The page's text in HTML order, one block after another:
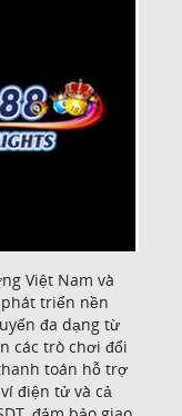
Việt Nam và
phát triển nền
đa dạng từ
các trò chơi đổi
toán hỗ trợ
điện tử và cả